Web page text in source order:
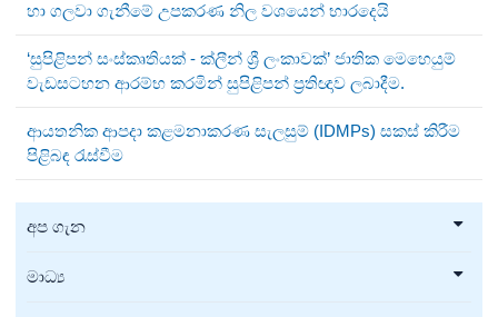
හා ගලවා ගැනීමේ උපකරණ නිල වශයෙන් භාරදෙයි
‘සුපිළිපන් සංස්කෘතියක් - ක්ලීන් ශ්‍රී ලංකාවක්’ ජාතික මෙහෙයුම්
වැඩසටහන ආරම්භ කරමින් සුපිළිපන් ප්‍රතිඥාව ලබාදීම.
ආයතනික ආපදා කළමනාකරණ සැලසුම් (IDMPs) සකස් කිරීම
පිළිබඳ රැස්වීම
අප ගැන
මාධ්‍ය